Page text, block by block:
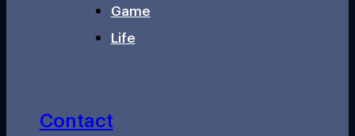
Game
Life
Contact